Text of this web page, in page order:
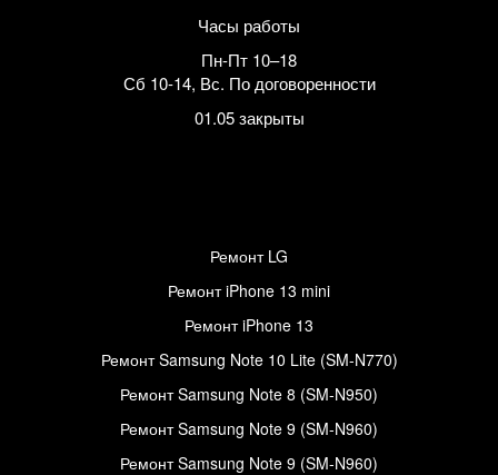
Часы работы
Пн-Пт 10–18
Сб 10-14, Вс. По договоренности
01.05 закрыты
Ремонт LG
Ремонт iPhone 13 mini
Ремонт iPhone 13
Ремонт Samsung Note 10 Lite (SM-N770)
Ремонт Samsung Note 8 (SM-N950)
Ремонт Samsung Note 9 (SM-N960)
Ремонт Samsung Note 9 (SM-N960)